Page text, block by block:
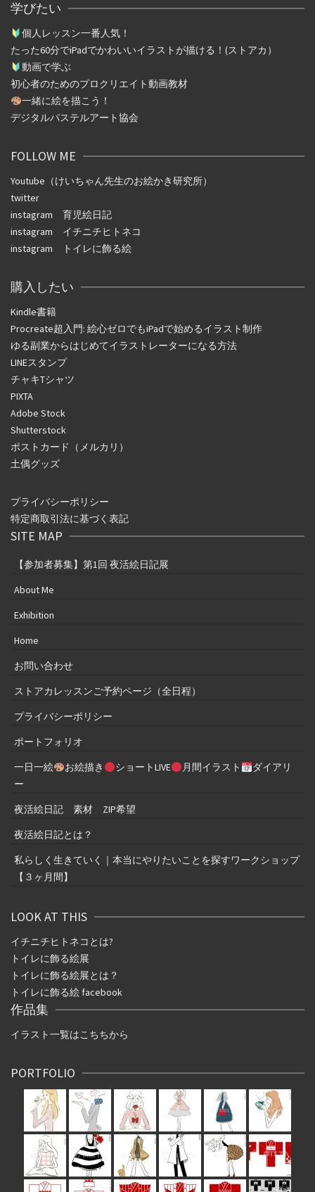
学びたい
個人レッスン一番人気！
たった60分でiPadでかわいいイラストが描ける！(ストアカ）
動画で学ぶ
初心者のためのプロクリエイト動画教材
一緒に絵を描こう！
デジタルパステルアート協会
FOLLOW ME
Youtube（けいちゃん先生のお絵かき研究所）
twitter
instagram 育児絵日記
instagram イチニチヒトネコ
instagram トイレに飾る絵
購入したい
Kindle書籍
Procreate超入門: 絵心ゼロでもiPadで始めるイラスト制作
ゆる副業からはじめてイラストレーターになる方法
LINEスタンプ
チャキTシャツ
PIXTA
Adobe Stock
Shutterstock
ポストカード（メルカリ）
土偶グッズ
プライバシーポリシー
特定商取引法に基づく表記
SITE MAP
【参加者募集】第1回 夜活絵日記展
About Me
Exhibition
Home
お問い合わせ
ストアカレッスンご予約ページ（全日程）
プライバシーポリシー
ポートフォリオ
一日一絵
お絵描き ショートLIVE 月間イラスト
ダイアリ
ー
夜活絵日記 素材 ZIP希望
夜活絵日記とは？
私らしく生きていく｜本当にやりたいことを探すワークショップ
【３ヶ月間】
LOOK AT THIS
イチニチヒトネコとは?
トイレに飾る絵展
トイレに飾る絵展とは？
トイレに飾る絵 facebook
作品集
イラスト一覧はこちちから
PORTFOLIO